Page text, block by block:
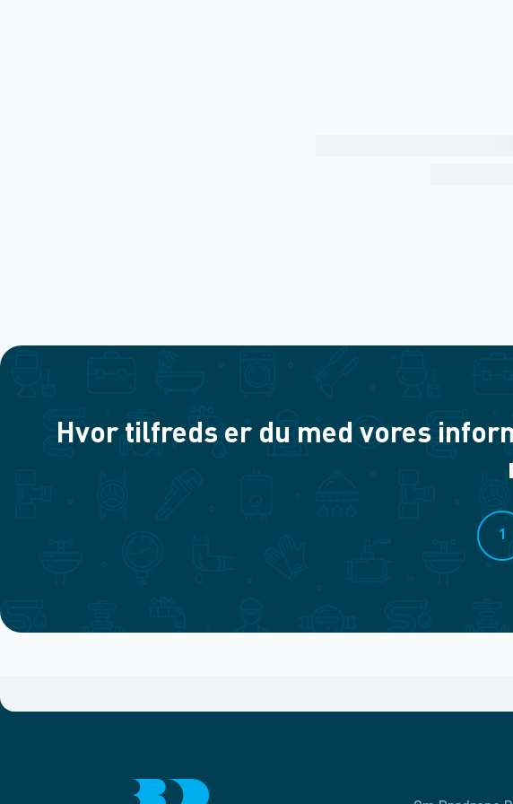
Hvor tilfreds er du med vores
1